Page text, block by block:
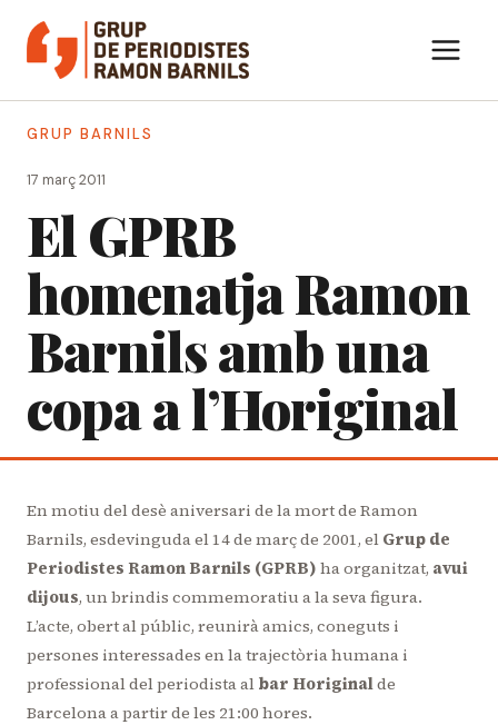
contingut
GRUP BARNILS
17 març 2011
El GPRB
homenatja Ramon
Barnils amb una
copa a l’Horiginal
En motiu del desè aniversari de la mort de Ramon
Barnils, esdevinguda el 14 de març de 2001, el Grup de
Periodistes Ramon Barnils (GPRB) ha organitzat, avui
dijous, un brindis commemoratiu a la seva figura.
L’acte, obert al públic, reunirà amics, coneguts i
persones interessades en la trajectòria humana i
professional del periodista al bar Horiginalde
Barcelona a partir de les 21:00 hores.